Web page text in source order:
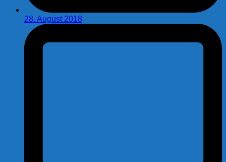
28. August 2018